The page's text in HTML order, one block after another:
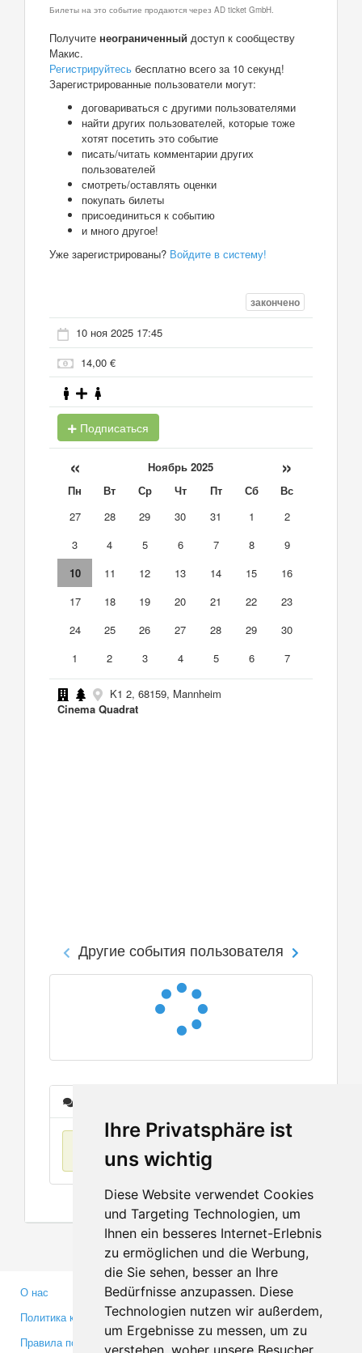
Ihre Privatsphäre ist
uns wichtig
Diese Website verwendet Cookies
und Targeting Technologien, um
Ihnen ein besseres Internet-Erlebnis
zu ermöglichen und die Werbung,
die Sie sehen, besser an Ihre
Bedürfnisse anzupassen. Diese
Technologien nutzen wir außerdem,
um Ergebnisse zu messen, um zu
verstehen, woher unsere Besucher
Билеты на это событие продаются через AD ticket GmbH.
Получите неограниченный доступ к сообществу
Макис.
Регистрируйтесь бесплатно всего за 10 секунд!
Зарегистрированные пользователи могут:
договариваться с другими пользователями
найти других пользователей, которые тоже
хотят посетить это событие
писать/читать комментарии других
пользователей
смотреть/оставлять оценки
покупать билеты
присоединиться к событию
и много другое!
Уже зарегистрированы? Войдите в систему!
закончено
10 ноя 2025 17:45
14,00 €
Подписаться
« Ноябрь 2025 »
Пн Вт Ср Чт Пт Сб
Вс
27
28 29 30 31 1
2
3
4 5 6 7 8
9
10
11 12 13 14 15
16
17
18 19 20 21 22
23
24
25 26 27 28 29
30
1
2 3 4 5 6 7
K1 2, 68159, Mannheim
Cinema Quadrat
Другие события пользователя
Нет данных
О нас
Политика конфиденциальности
Правила пользования
Партнерам
Инвесторам